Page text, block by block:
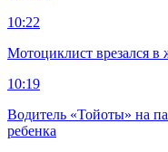
10:22
Мотоциклист врезался в
10:19
Водитель «Тойоты» на
ребенка